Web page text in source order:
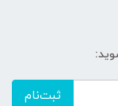
ثبت‌نام